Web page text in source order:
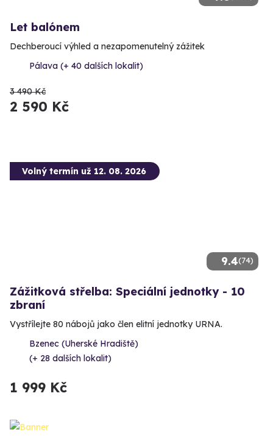
Let balónem
Dechberoucí výhled a nezapomenutelný zážitek
Pálava (+ 40 dalších lokalit)
3 490 Kč
2 590 Kč
9.4(74)
Volný termín už 12. 08. 2026
Zážitková střelba: Speciální jednotky - 10
zbraní
Vystřílejte 80 nábojů jako člen elitní jednotky URNA.
Bzenec (Uherské Hradiště)
(+ 28 dalších lokalit)
1 999 Kč